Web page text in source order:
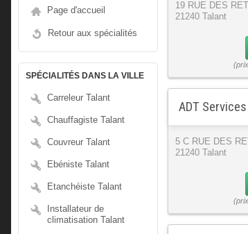
Page d'accueil
Retour aux spécialités
SPÉCIALITÉS DANS LA VILLE
Carreleur Talant
Chauffagiste Talant
Couvreur Talant
Ebéniste Talant
Etanchéiste Talant
Installateur de
climatisation Talant
19 RUE DES
21240 Talant
ADT
5 C RUE DES
21240 Talant